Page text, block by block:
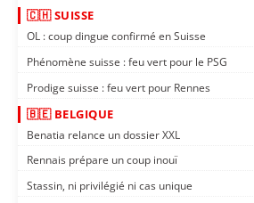
🇨🇭 SUISSE
OL : coup dingue confirmé en Suisse
Phénomène suisse : feu vert pour le PSG
Prodige suisse : feu vert pour Rennes
🇧🇪 BELGIQUE
Benatia relance un dossier XXL
Rennais prépare un coup inouï
Stassin, ni privilégié ni cas unique